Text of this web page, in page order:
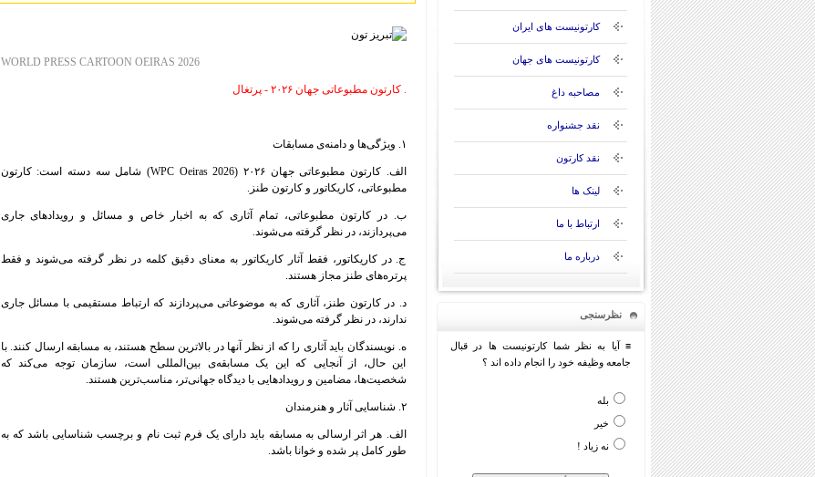
کارتونیست های ایران
کارتونیست های جهان
مصاحبه داغ
نقد جشنواره
نقد کارتون
لینک ها
ارتباط با ما
درباره ما
نظرسنجی
≡ آیا به نظر شما کارتونیست ها در قبال
جامعه وظیفه خود را انجام داده اند ؟
بله
خیر
نه زیاد !
WORLD PRESS CARTOON OEIRAS 2026
. کارتون مطبوعاتی جهان ۲۰۲۶ - پرتغال
۱. ویژگی‌ها و دامنه‌ی مسابقات
الف. کارتون مطبوعاتی جهان ۲۰۲۶ (WPC Oeiras 2026) شامل سه دسته است: کارتون
مطبوعاتی، کاریکاتور و کارتون طنز.
ب. در کارتون مطبوعاتی، تمام آثاری که به اخبار خاص و مسائل و رویدادهای جاری
می‌پردازند، در نظر گرفته می‌شوند.
ج. در کاریکاتور، فقط آثار کاریکاتور به معنای دقیق کلمه در نظر گرفته می‌شوند و فقط
پرتره‌های طنز مجاز هستند.
د. در کارتون طنز، آثاری که به موضوعاتی می‌پردازند که ارتباط مستقیمی با مسائل جاری
ندارند، در نظر گرفته می‌شوند.
ه. نویسندگان باید آثاری را که از نظر آنها در بالاترین سطح هستند، به مسابقه ارسال کنند. با
این حال، از آنجایی که این یک مسابقه‌ی بین‌المللی است، سازمان توجه می‌کند که
شخصیت‌ها، مضامین و رویدادهایی با دیدگاه جهانی‌تر، مناسب‌ترین هستند.
۲. شناسایی آثار و هنرمندان
الف. هر اثر ارسالی به مسابقه باید دارای یک فرم ثبت نام و برچسب شناسایی باشد که به
طور کامل پر شده و خوانا باشد.